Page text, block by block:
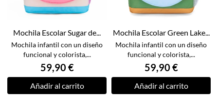
Mochila Escolar Sugar de...
Mochila infantil con un diseño
funcional y colorista,...
59,90 €
Añadir al carrito
Mochila Escolar Green Lake...
Mochila infantil con un diseño
funcional y colorista,...
59,90 €
Añadir al carrito